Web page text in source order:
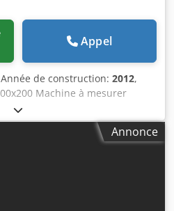
Appel
de construction: 2012,
Machine à mesurer
TECHNIQUES Capacité
x 200 x 200 mm Table de travail,
Annonce